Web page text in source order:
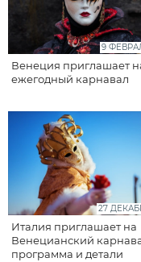
9
Венеция приглашает
ежегодный карнавал
27
Италия приглашает на
Венецианский
программа и детали